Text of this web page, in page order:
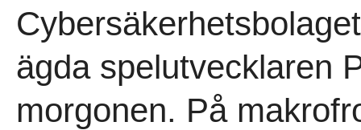
ägda spelutvecklaren
morgonen. På